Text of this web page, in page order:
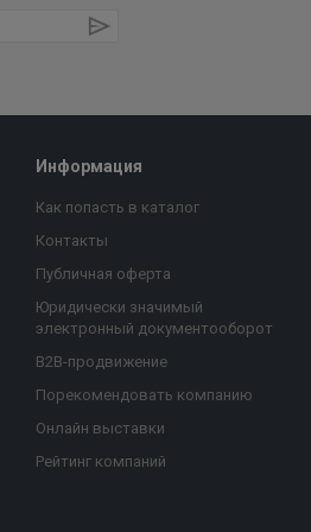
Информация
Как попасть в каталог
Контакты
Публичная оферта
Юридически значимый
электронный документооборот
B2B-продвижение
Порекомендовать компанию
Онлайн выставки
Рейтинг компаний